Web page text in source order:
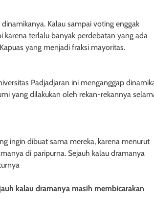
Kalau sampai voting enggak
karena terlalu banyak perdebatan yang ada
yang menjadi fraksi mayoritas.
Padjadjaran ini menganggap
yang dilakukan oleh rekan-rekannya
ingin dibuat sama mereka, karena menurut
di paripurna. Sejauh kalau dramanya
kalau dramanya masih membicarakan